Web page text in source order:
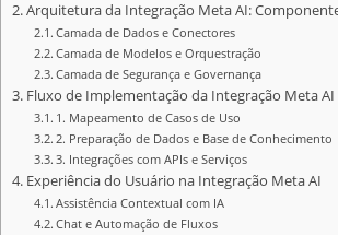
Arquitetura da Integração Meta AI:
Camada de Dados e Conectores
Camada de Modelos e Orquestração
Camada de Segurança e Governança
Fluxo de Implementação da Integração Meta AI
1. Mapeamento de Casos de Uso
2. Preparação de Dados e Base de Conhecimento
3. Integrações com APIs e Serviços
Experiência do Usuário na Integração Meta AI
Assistência Contextual com IA
Chat e Automação de Fluxos